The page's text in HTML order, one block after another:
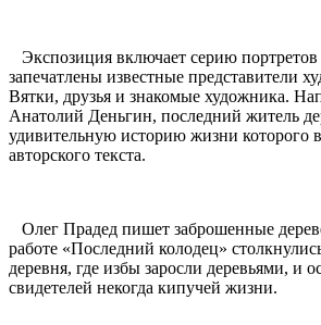
Экспозиция включает серию портретов
запечатлены известные представители
Вятки, друзья и знакомые художника.
Анатолий Деньгин, последний житель
удивительную историю жизни которого
авторского текста.
Олег Прадед пишет заброшенные
работе «Последний колодец»
деревня, где избы заросли деревьями, и
свидетелей некогда кипучей жизни.